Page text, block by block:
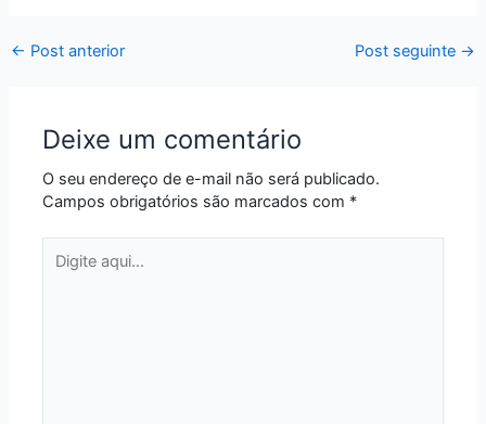
← Post anterior Post seguinte →
Deixe um comentário
O seu endereço de e-mail não será publicado.
Campos obrigatórios são marcados com *
aqui...